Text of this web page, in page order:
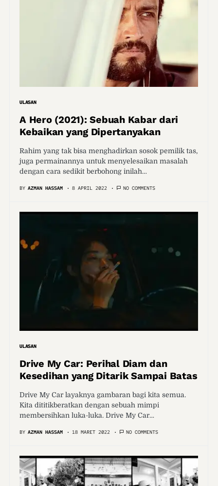
ULASAN
A Hero (2021): Sebuah Kabar dari
Kebaikan yang Dipertanyakan
Rahim yang tak bisa menghadirkan sosok pemilik tas,
juga permainannya untuk menyelesaikan masalah
dengan cara sedikit berbohong inilah…
BY AZMAN HASSAM 8 APRIL 2022 NO COMMENTS
ULASAN
Drive My Car: Perihal Diam dan
Kesedihan yang Ditarik Sampai Batas
Drive My Car layaknya gambaran bagi kita semua.
Kita dititikberatkan dengan sebuah mimpi
membersihkan luka-luka. Drive My Car…
BY AZMAN HASSAM 18 MARET 2022 NO COMMENTS